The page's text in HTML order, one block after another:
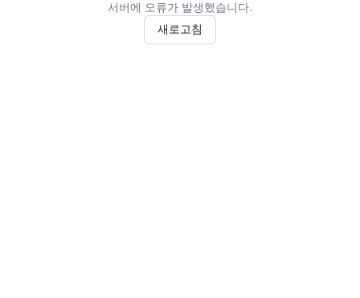
서버에 오류가 발생했습니다.
새로고침